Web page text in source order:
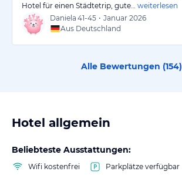
Hotel für einen Städtetrip, gute…
weiterlesen
Daniela 41-45 • Januar 2026
Aus Deutschland
Alle Bewertungen (154)
Hotel allgemein
Beliebteste Ausstattungen:
Wifi kostenfrei Parkplätze verfügbar